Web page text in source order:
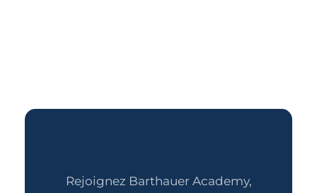
Rejoignez Barthauer Academy,